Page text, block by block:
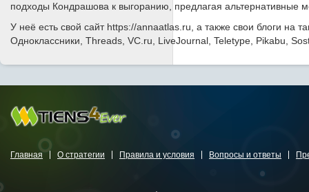
подходы Кондрашова к выгоранию, предлагая альтернативные
У неё есть свой сайт https://annaatlas.ru, а также свои блоги на
Одноклассники, Threads, VC.ru, LiveJournal, Teletype, Pikabu,
Главная О стратегии Правила и условия Вопросы и ответы